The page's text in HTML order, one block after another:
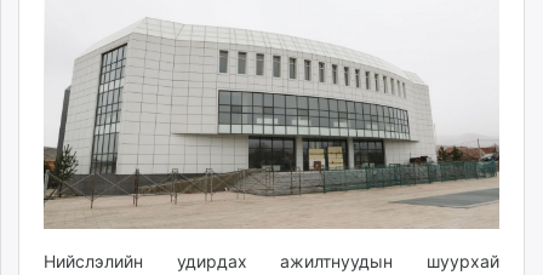
mnb.mn
Livetv.mn
Eguur.mn
24tsag.mn
shuud.mn
eagle.mn
ergelt.mn
zarig.mn
Нийслэлийн удирдах ажилтнуудын шуурхай